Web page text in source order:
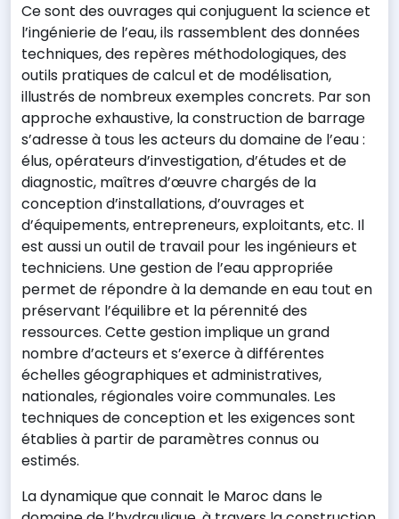
Ce sont des ouvrages qui conjuguent la science et
l’ingénierie de l’eau, ils rassemblent des données
techniques, des repères méthodologiques, des
outils pratiques de calcul et de modélisation,
illustrés de nombreux exemples concrets. Par son
approche exhaustive, la construction de barrage
s’adresse à tous les acteurs du domaine de l’eau :
élus, opérateurs d’investigation, d’études et de
diagnostic, maîtres d’œuvre chargés de la
conception d’installations, d’ouvrages et
d’équipements, entrepreneurs, exploitants, etc. Il
est aussi un outil de travail pour les ingénieurs et
techniciens. Une gestion de l’eau appropriée
permet de répondre à la demande en eau tout en
préservant l’équilibre et la pérennité des
ressources. Cette gestion implique un grand
nombre d’acteurs et s’exerce à différentes
échelles géographiques et administratives,
nationales, régionales voire communales. Les
techniques de conception et les exigences sont
établies à partir de paramètres connus ou
estimés.
La dynamique que connait le Maroc dans le